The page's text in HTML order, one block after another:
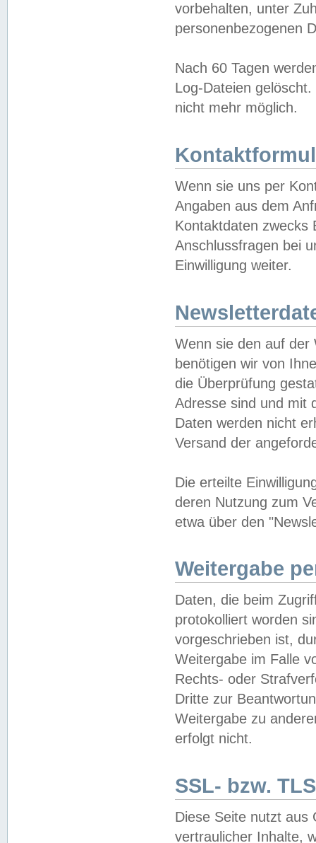
vorbehalten, unter
personenbezogenen
Nach 60 Tagen
Log-Dateien
nicht mehr möglich.
Wenn sie uns per
Angaben aus dem
Kontaktdaten zwecks
Anschlussfragen bei
Einwilligung weiter.
Wenn sie den auf der
benötigen wir von
die Überprüfung
Adresse sind und mit
Daten werden nicht
Versand der
Die erteilte
deren Nutzung zum
etwa über den
Weitergabe
Daten, die beim
protokolliert worden
vorgeschrieben ist,
Weitergabe im Falle
Rechts- oder
Dritte zur
Weitergabe zu
erfolgt nicht.
SSL- bzw.
Diese Seite nutzt aus
vertraulicher Inhalte,